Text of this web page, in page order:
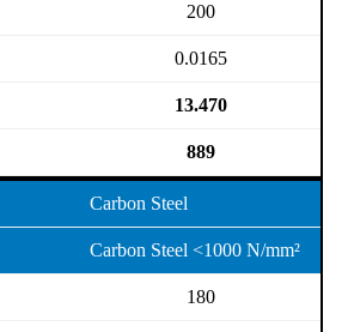
200
0.0165
13.470
889
Carbon Steel
Carbon Steel <1000 N/mm²
180